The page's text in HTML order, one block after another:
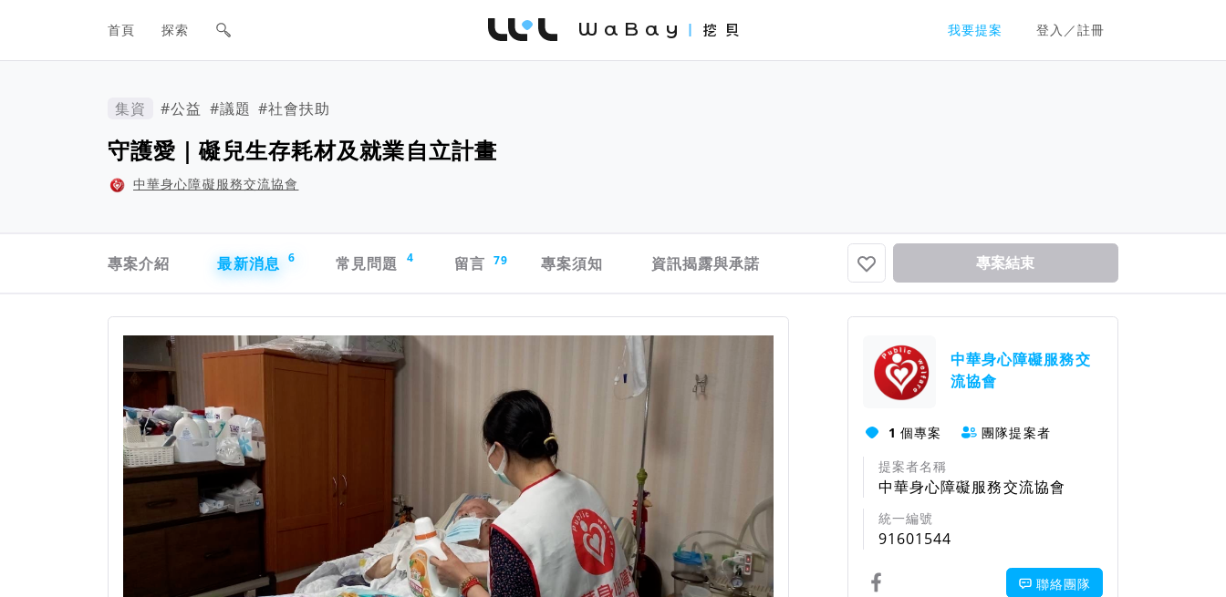
網站主要導航欄
首頁 探索 我要提案 登入／註冊
WaBay 挖貝 | 台灣最值得信賴的群眾集資 / 群眾募資平台
集資 #公益 #議題 #社會扶助
守護愛｜礙兒生存耗材及就業自立計畫
中華身心障礙服務交流協會
專案介紹
最新消息 6 常見問題 4 留言 79 專案須知 資訊揭露與承諾 專案結束
中華身心障礙服務交
流協會
1 個專案
團隊提案者
提案者名稱
中華身心障礙服務交流協會
統一編號
91601544
聯絡團隊